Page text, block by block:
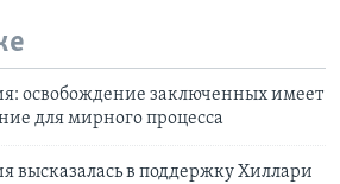
освобождение заключенных имеет
для мирного процесса
высказалась в поддержку Хиллари